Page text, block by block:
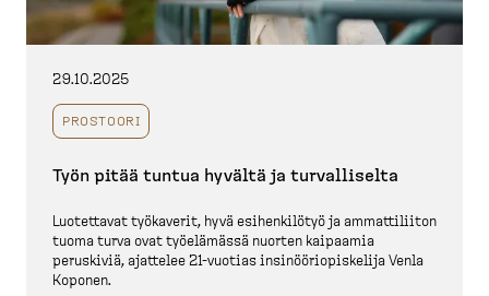
29.10.2025
PROSTOORI
Työn pitää tuntua hyvältä ja turval­liselta
Luotettavat työkaverit, hyvä esihen­kilötyö ja ammatti­liiton
tuoma turva ovat työelämässä nuorten kaipaamia
peruskiviä, ajattelee 21-​vuotias insinöö­rio­pis­kelija Venla
Koponen.